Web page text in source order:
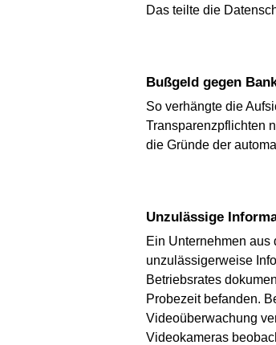
Das teilte die
Bußgeld gegen
So verhängte die
Transparenzpflichten
die Gründe der
Unzulässige
Ein Unternehmen
unzulässigerweise
Betriebsrates
Probezeit befanden.
Videoüberwachung
Videokameras